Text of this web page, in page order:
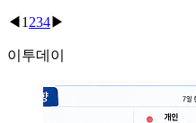
◀ 1 234▶
이투데이